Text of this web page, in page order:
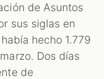
de Asuntos
sus siglas en
hecho 1.779
Dos días
de